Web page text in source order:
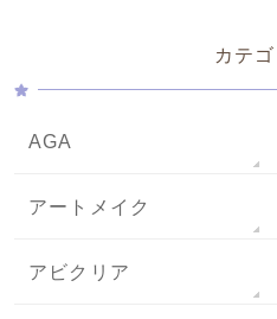
カテ
AGA
アートメイク
アビクリア